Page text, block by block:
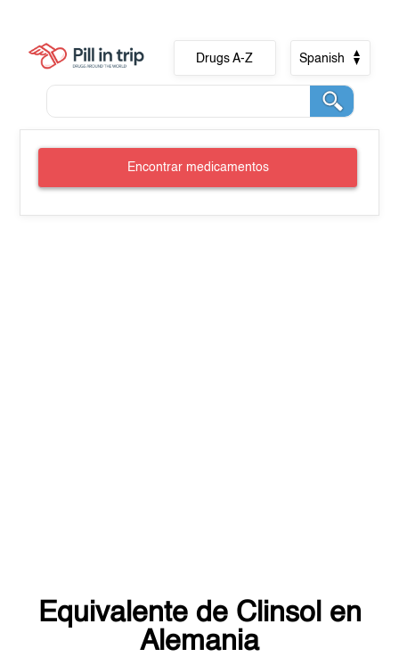
Drugs A-Z Spanish
Encontrar medicamentos
Equivalente de Clinsol en
Alemania